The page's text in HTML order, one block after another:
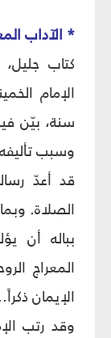
* الآداب
كتاب جليل،
الإمام
سنة، بيّن
وسبب
قد أعدّ
الصلاة.
بباله أن
المعراج
الإيمان
وقد رتب